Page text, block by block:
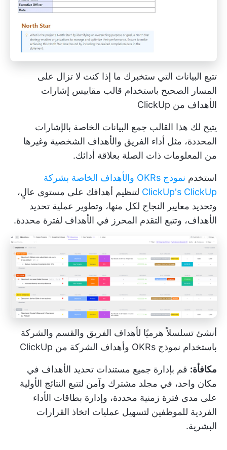
تتبع البيانات التي ستخبرك ما إذا كنت لا تزال على
المسار الصحيح باستخدام قالب مقاييس إشارات
الأهداف من ClickUp
يتيح لك هذا القالب جمع البيانات الخاصة بالإشارات
المحددة، مثل أداء الفريق والأهداف الشخصية وغيرها
من المعلومات ذات الصلة بعلاقة أدائك.
استخدم
نموذج OKRs والأهداف الخاصة بشركة
ClickUp's ClickUp لتنظيم أهدافك على مستوى عالٍ،
وتحديد معايير النجاح لكل منها، وتطوير عملية تحديد
الأهداف، وتتبع التقدم المحرز في الأهداف لفترة محددة.
أنشئ تسلسلاً هرميًا لأهداف الفريق والقسم والشركة
باستخدام نموذج OKRs وأهداف الشركة من ClickUp
مكافأة: قم بإدارة جميع مستندات تحديد الأهداف في
مكان واحد، في مجلد مشترك وآمن لتتبع النتائج الأولية
على مدى فترة زمنية محددة، وإدارة بطاقات الأداء
الفردية للموظفين لتسهيل عمليات اتخاذ القرارات
البشرية.